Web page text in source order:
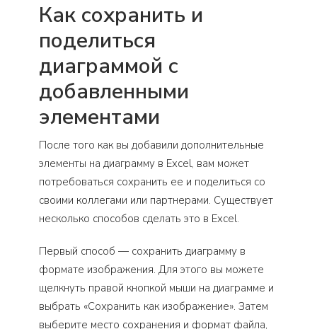
Как сохранить и
поделиться
диаграммой с
добавленными
элементами
После того как вы добавили дополнительные
элементы на диаграмму в Excel, вам может
потребоваться сохранить ее и поделиться со
своими коллегами или партнерами. Существует
несколько способов сделать это в Excel.
Первый способ — сохранить диаграмму в
формате изображения. Для этого вы можете
щелкнуть правой кнопкой мыши на диаграмме и
выбрать «Сохранить как изображение». Затем
выберите место сохранения и формат файла,